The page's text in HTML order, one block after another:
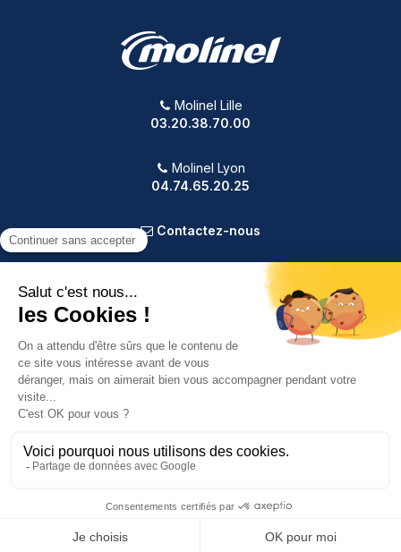
Molinel Lille
03.20.38.70.00
Molinel Lyon
04.74.65.20.25
Contactez-nous
PRODUITS
VOTRE COMPTE
INFORMATIONS
Copyright © 2025 Molinel. Tout droit réservé.